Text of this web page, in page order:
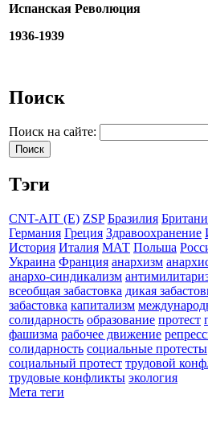
Испанская Революция
1936-1939
Поиск
Поиск на сайте:
Тэги
CNT-AIT (E) ZSP Бразилия
Германия Греция Здравоохранение
История Италия МАТ Польша
Украина Франция анархизм
анархо-синдикализм
всеобщая забастовка дикая
забастовка капитализм
солидарность образование протест
фашизма рабочее движение
солидарность социальные протесты
социальный протест трудовой
трудовые конфликты экология
Мета теги